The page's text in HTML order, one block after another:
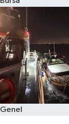
Genel
Sağlık
Dünya
Magazin